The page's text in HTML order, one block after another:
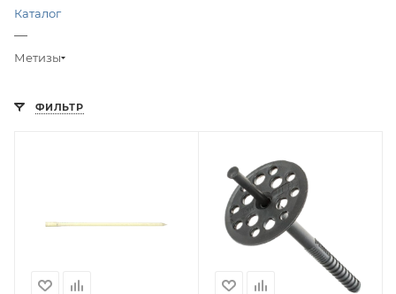
Каталог
—
Метизы
ФИЛЬТР